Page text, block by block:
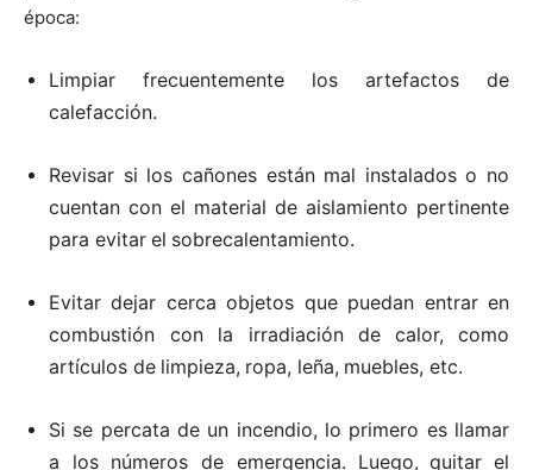
época:
Limpiar frecuentemente los artefactos
de
calefacción.
Revisar si los cañones están mal instalados o no
cuentan con el material de aislamiento pertinente
para evitar el sobrecalentamiento.
Evitar dejar cerca objetos que puedan entrar en
combustión con la irradiación de calor, como
artículos de limpieza, ropa, leña, muebles, etc.
Si se percata de un incendio, lo primero es llamar
a los números de emergencia. Luego, quitar el